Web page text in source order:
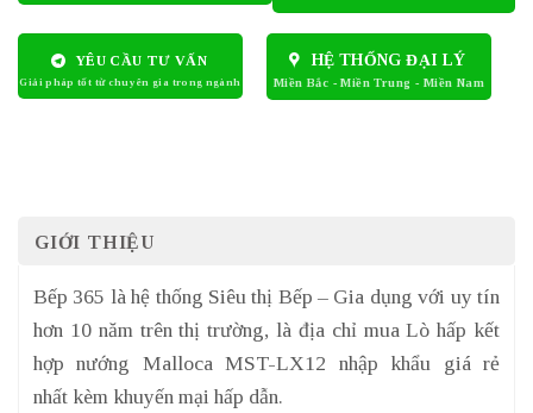
YÊU CẦU TƯ VẤN HỆ THỐNG ĐẠI LÝ
GIỚI THIỆU
Bếp 365 là hệ thống Siêu thị Bếp – Gia dụng với uy tín
hơn 10 năm trên thị trường, là địa chỉ mua Lò hấp kết
hợp nướng Malloca MST-LX12 nhập khẩu giá rẻ
nhất kèm khuyến mại hấp dẫn.